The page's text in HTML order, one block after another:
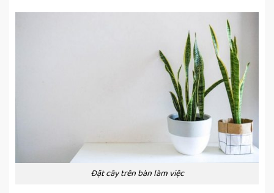
Đặt cây trên bàn làm việc